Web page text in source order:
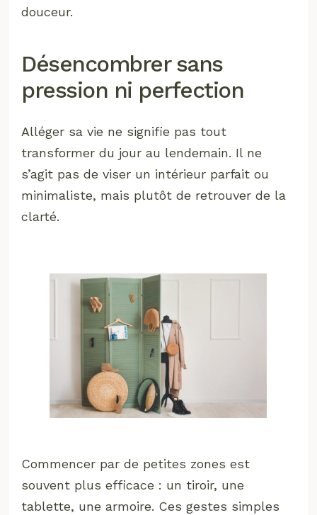
douceur.
Désencombrer sans
pression ni perfection
Alléger sa vie ne signifie pas tout
transformer du jour au lendemain. Il ne
s’agit pas de viser un intérieur parfait ou
minimaliste, mais plutôt de retrouver de la
clarté.
Commencer par de petites zones est
souvent plus efficace : un tiroir, une
tablette, une armoire. Ces gestes simples